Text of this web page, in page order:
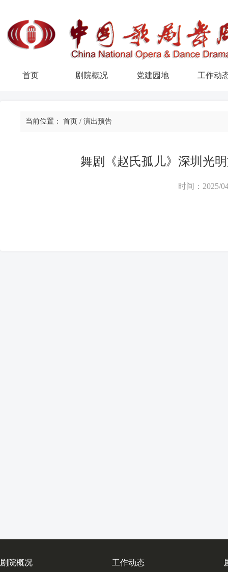
首页 剧院概况 党建园地 工作动
当前位置： 首页 / 演出预告
舞剧《赵氏孤儿》深圳光
时间：2025/
剧院概况 工作动态